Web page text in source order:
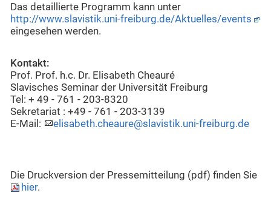
Das detaillierte Programm kann unter
http://www.slavistik.uni-freiburg.de/Aktuelles/events
eingesehen werden.
Kontakt:
Prof. Prof. h.c. Dr. Elisabeth Cheauré
Slavisches Seminar der Universität Freiburg
Tel: + 49 - 761 - 203-8320
Sekretariat : +49 - 761 - 203-3139
E-Mail:
elisabeth.cheaure@slavistik.uni-freiburg.de
Die Druckversion der Pressemitteilung (pdf) finden Sie
hier.